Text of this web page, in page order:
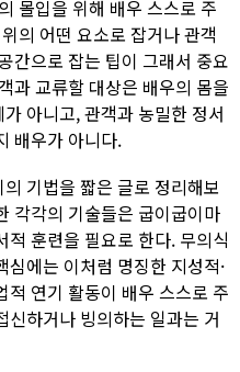
몰입을 위해 배우 스스로 주
의 어떤 요소로 잡거나 관객
간으로 잡는 팁이 그래서 중요
과 교류할 대상은 배우의 몸을
아니고, 관객과 농밀한 정서
배우가 아니다.
기법을 짧은 글로 정리해보
각각의 기술들은 굽이굽이마
적 훈련을 필요로 한다. 무의식
에는 이처럼 명징한 지성적·
연기 활동이 배우 스스로 주
하거나 빙의하는 일과는 거